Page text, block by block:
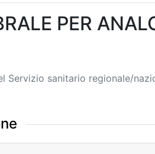
PER
Servizio sanitario regionale/